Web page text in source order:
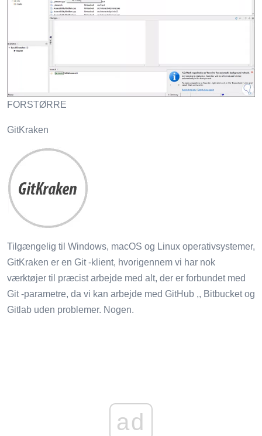
FORSTØRRE
GitKraken
Tilgængelig til Windows, macOS og Linux operativsystemer,
GitKraken er en Git -klient, hvorigennem vi har nok
værktøjer til præcist arbejde med alt, der er forbundet med
Git -parametre, da vi kan arbejde med GitHub ,, Bitbucket og
Gitlab uden problemer. Nogen.
ad